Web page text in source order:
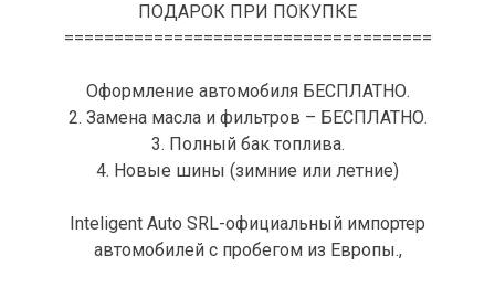
ПОДАРОК ПРИ ПОКУПКЕ
=====================================
Оформление автомобиля БЕСПЛАТНО.
2. Замена масла и фильтров – БЕСПЛАТНО.
3. Полный бак топлива.
4. Новые шины (зимние или летние)
Inteligent Auto SRL-официальный импортер
автомобилей с пробегом из Европы.,